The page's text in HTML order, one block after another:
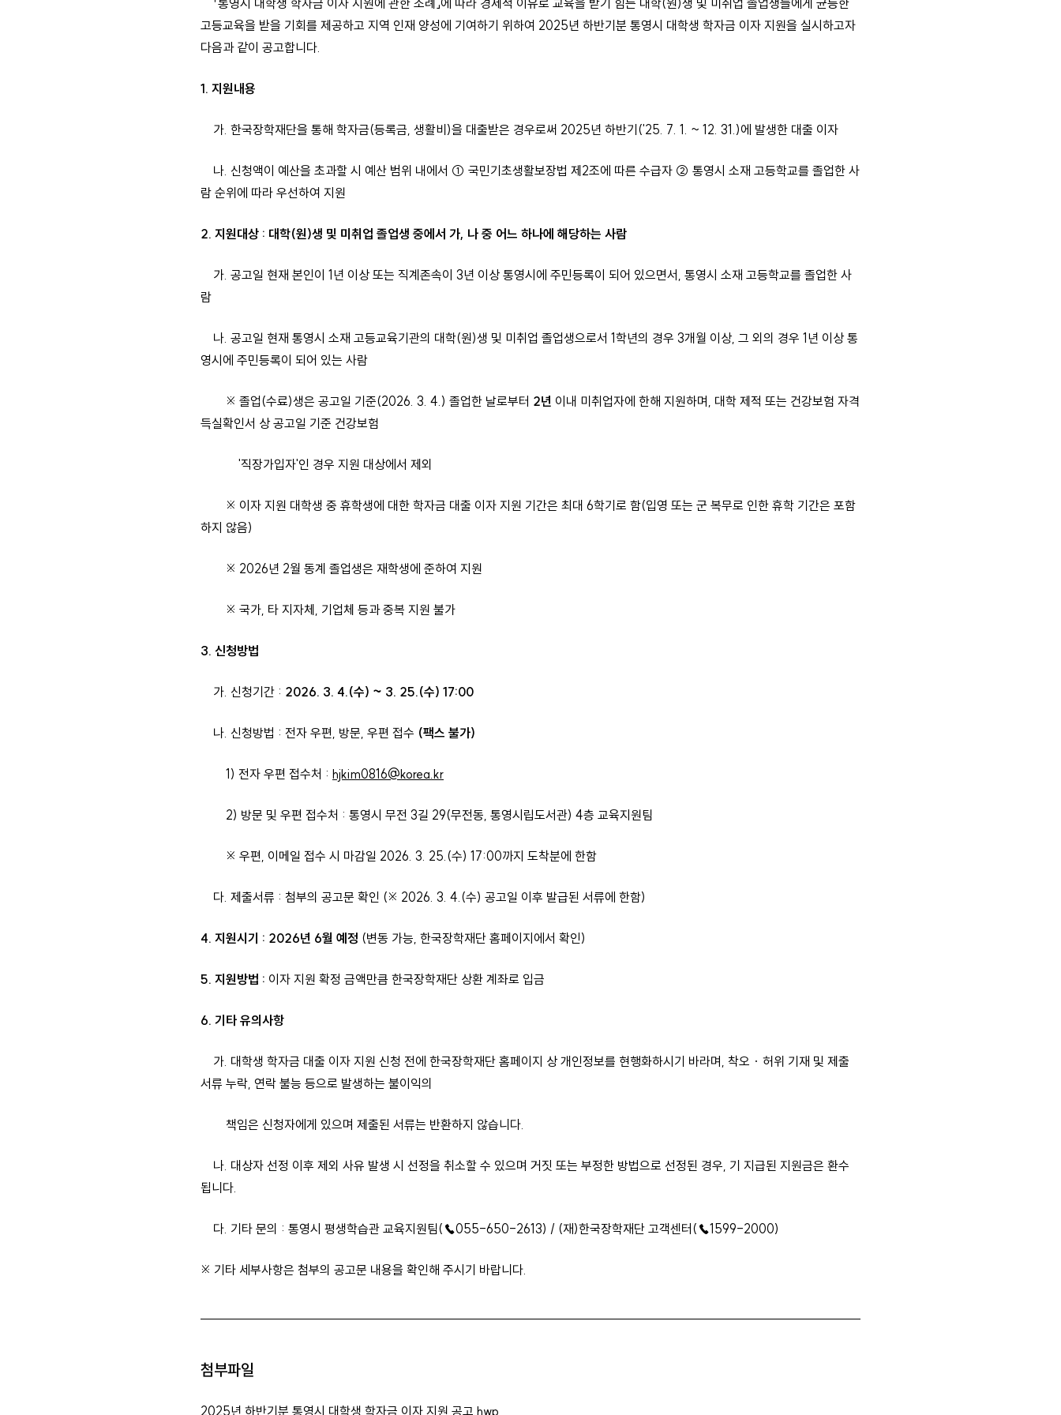
「통영시 대학생 학자금 이자 지원에 관한 조례」에 따라 경제적 이유로 교육을 받기 힘든 대학(원)생 및 미취업 졸업생들에게 균등한
고등교육을 받을 기회를 제공하고 지역 인재 양성에 기여하기 위하여 2025년 하반기분 통영시 대학생 학자금 이자 지원을 실시하고자
다음과 같이 공고합니다.
1. 지원내용
가. 한국장학재단을 통해 학자금(등록금, 생활비)을 대출받은 경우로써 2025년 하반기('25. 7. 1. ~ 12. 31.)에 발생한 대출 이자
나. 신청액이 예산을 초과할 시 예산 범위 내에서 ① 국민기초생활보장법 제2조에 따른 수급자 ② 통영시 소재 고등학교를 졸업한 사
람 순위에 따라 우선하여 지원
2. 지원대상 : 대학(원)생 및 미취업 졸업생 중에서 가, 나 중 어느 하나에 해당하는 사람
가. 공고일 현재 본인이 1년 이상 또는 직계존속이 3년 이상 통영시에 주민등록이 되어 있으면서, 통영시 소재 고등학교를 졸업한 사
람
나. 공고일 현재 통영시 소재 고등교육기관의 대학(원)생 및 미취업 졸업생으로서 1학년의 경우 3개월 이상, 그 외의 경우 1년 이상 통
영시에 주민등록이 되어 있는 사람
※ 졸업(수료)생은 공고일 기준(2026. 3. 4.) 졸업한 날로부터 2년 이내 미취업자에 한해 지원하며, 대학 제적 또는 건강보험 자격
득실확인서 상 공고일 기준 건강보험
'직장가입자'인 경우 지원 대상에서 제외
※ 이자 지원 대학생 중 휴학생에 대한 학자금 대출 이자 지원 기간은 최대 6학기로 함(입영 또는 군 복무로 인한 휴학 기간은 포함
하지 않음)
※ 2026년 2월 동계 졸업생은 재학생에 준하여 지원
※ 국가, 타 지자체, 기업체 등과 중복 지원 불가
3. 신청방법
가. 신청기간 : 2026. 3. 4.(수) ~ 3. 25.(수) 17:00
나. 신청방법 : 전자 우편, 방문, 우편 접수 (팩스 불가)
1) 전자 우편 접수처 : hjkim0816@korea.kr
2) 방문 및 우편 접수처 : 통영시 무전 3길 29(무전동, 통영시립도서관) 4층 교육지원팀
※ 우편, 이메일 접수 시 마감일 2026. 3. 25.(수) 17:00까지 도착분에 한함
다. 제출서류 : 첨부의 공고문 확인 (※ 2026. 3. 4.(수) 공고일 이후 발급된 서류에 한함)
4. 지원시기 : 2026년 6월 예정 (변동 가능, 한국장학재단 홈페이지에서 확인)
5. 지원방법 : 이자 지원 확정 금액만큼 한국장학재단 상환 계좌로 입금
6. 기타 유의사항
가. 대학생 학자금 대출 이자 지원 신청 전에 한국장학재단 홈페이지 상 개인정보를 현행화하시기 바라며, 착오 · 허위 기재 및 제출
서류 누락, 연락 불능 등으로 발생하는 불이익의
책임은 신청자에게 있으며 제출된 서류는 반환하지 않습니다.
나. 대상자 선정 이후 제외 사유 발생 시 선정을 취소할 수 있으며 거짓 또는 부정한 방법으로 선정된 경우, 기 지급된 지원금은 환수
됩니다.
다. 기타 문의 : 통영시 평생학습관 교육지원팀(☎055-650-2613) / (재)한국장학재단 고객센터(☎1599-2000)
※ 기타 세부사항은 첨부의 공고문 내용을 확인해 주시기 바랍니다.
첨부파일
2025년 하반기분 통영시 대학생 학자금 이자 지원 공고.hwp